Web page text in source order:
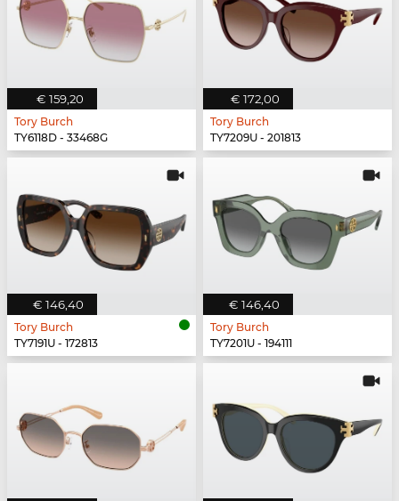
€ 159,20
Tory Burch
TY6118D - 33468G
€ 172,00
Tory Burch
TY7209U - 201813
€ 146,40
Tory Burch
TY7191U - 172813
€ 146,40
Tory Burch
TY7201U - 194111